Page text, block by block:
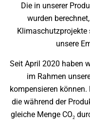
Die in unserer
wurden
Klimaschutzprojekte
unsere
Seit April 2020 haben
im Rahmen
kompensieren
die während der
gleiche Menge CO2